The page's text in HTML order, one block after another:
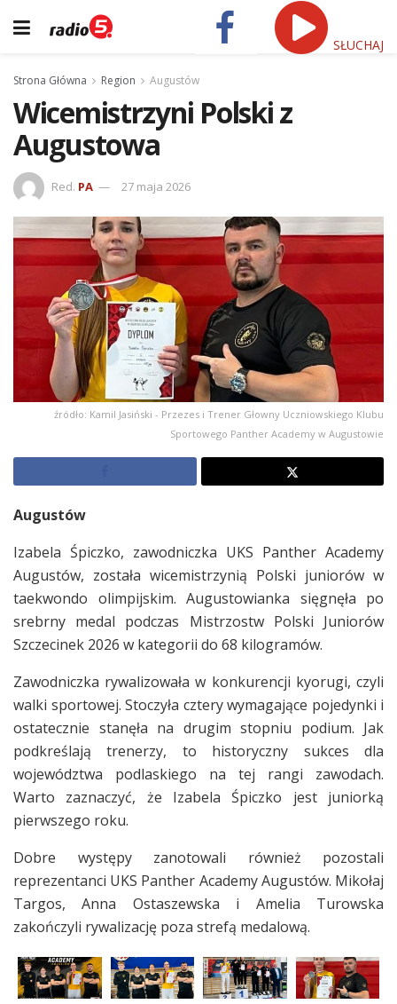
SŁUCHAJ
Strona Główna Region Augustów
Wicemistrzyni Polski z
Augustowa
Red. PA 27 maja 2026
źródło: Kamil Jasiński - Przezes i Trener Głowny Uczniowskiego Klubu
Sportowego Panther Academy w Augustowie
Augustów
Izabela Śpiczko, zawodniczka UKS Panther Academy
Augustów, została wicemistrzynią Polski juniorów w
taekwondo olimpijskim. Augustowianka sięgnęła po
srebrny medal podczas Mistrzostw Polski Juniorów
Szczecinek 2026 w kategorii do 68 kilogramów.
Zawodniczka rywalizowała w konkurencji kyorugi, czyli
walki sportowej. Stoczyła cztery wymagające pojedynki i
ostatecznie stanęła na drugim stopniu podium. Jak
podkreślają trenerzy, to historyczny sukces dla
województwa podlaskiego na tej rangi zawodach.
Warto zaznaczyć, że Izabela Śpiczko jest juniorką
pierwszego roku.
Dobre występy zanotowali również pozostali
reprezentanci UKS Panther Academy Augustów. Mikołaj
Targos, Anna Ostaszewska i Amelia Turowska
zakończyli rywalizację poza strefą medalową.